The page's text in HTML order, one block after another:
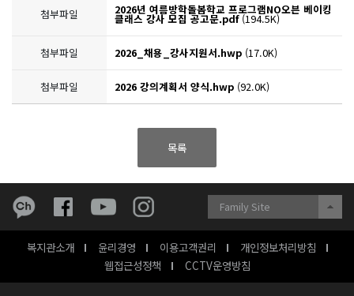
첨부파일 2026년 여름방학돌봄학교 프로그램NO오븐 베이킹
클래스 강사 모집 공고문.pdf(194.5K)
첨부파일 2026_채용_강사지원서.hwp (17.0K)
첨부파일 2026 강의계획서 양식.hwp (92.0K)
목록
복지관소개 윤리경영 이용고객권리
개인정보처리방침
웹접근성정책
CCTV운영방침
Family Site